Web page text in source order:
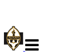
navigasjon